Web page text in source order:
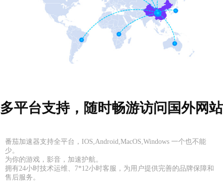
多平台支持，随时畅游访问国外网站
番茄加速器支持全平台，IOS,Android,MacOS,Windows 一个也不能
少。
为你的游戏，影音，加速护航。
拥有24小时技术运维、7*12小时客服，为用户提供完善的品牌保障和
售后服务。